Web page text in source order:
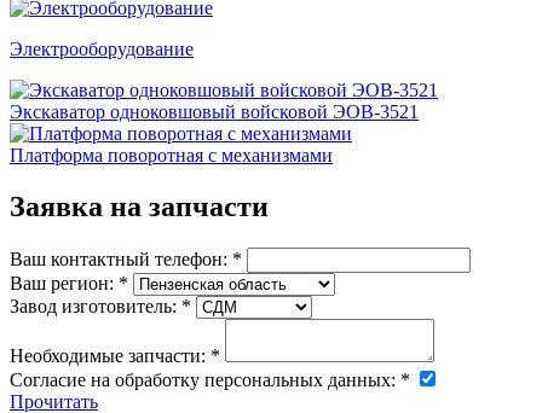
Электрооборудование
Экскаватор одноковшовый войсковой ЭОВ-3521
Платформа поворотная с механизмами
Заявка на запчасти
Ваш контактный телефон: *
Ваш регион: *
Завод изготовитель: *
Необходимые запчасти: *
Согласие на обработку персональных данных: *
Прочитать